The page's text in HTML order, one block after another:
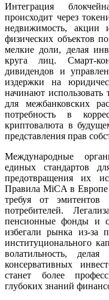
Интеграция
происходит через
недвижимость, акции
физических объектов
мелкие доли, делая
круга лиц. Смарт-
дивидендов и
издержки на
начинают использовать
для межбанковских
потребность в
криптовалюта в
представления прав
Международные
единых стандартов
предотвращения их
Правила MiCA в
требуя от эмитентов
потребителей.
пенсионные фонды и
избегали рынка из-за
институционального
волатильность,
консервативных
станет более
глубоких знаний